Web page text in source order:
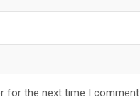
for the next time I comment.